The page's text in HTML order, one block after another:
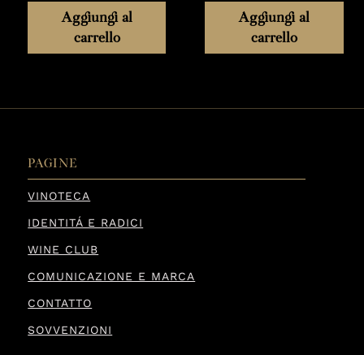
Aggiungi al
carrello
Aggiungi al
carrello
PAGINE
VINOTECA
IDENTITÁ E RADICI
WINE CLUB
COMUNICAZIONE E MARCA
CONTATTO
SOVVENZIONI